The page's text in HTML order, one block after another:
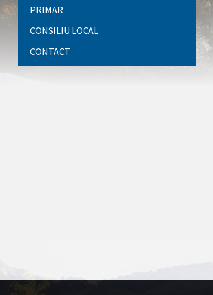
PRIMAR
CONSILIU LOCAL
CONTACT